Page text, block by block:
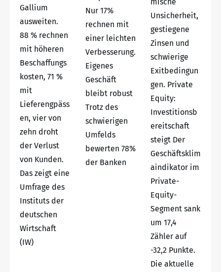
Gallium
ausweiten.
88 % rechnen
mit höheren
Beschaffungs
kosten, 71 %
mit
Lieferengpäss
en, vier von
zehn droht
der Verlust
von Kunden.
Das zeigt eine
Umfrage des
Instituts der
deutschen
Wirtschaft
(IW)
Nur 17%
rechnen mit
einer leichten
Verbesserung.
Eigenes
Geschäft
bleibt robust
Trotz des
schwierigen
Umfelds
bewerten 78%
der Banken
Unsicherheit,
gestiegene
Zinsen und
schwierige
Exitbedingun
gen. Private
Equity:
Investitionsb
ereitschaft
steigt Der
Geschäftsklim
aindikator im
Private-
Equity-
Segment sank
um 17,4
Zähler auf
-32,2 Punkte.
Die aktuelle